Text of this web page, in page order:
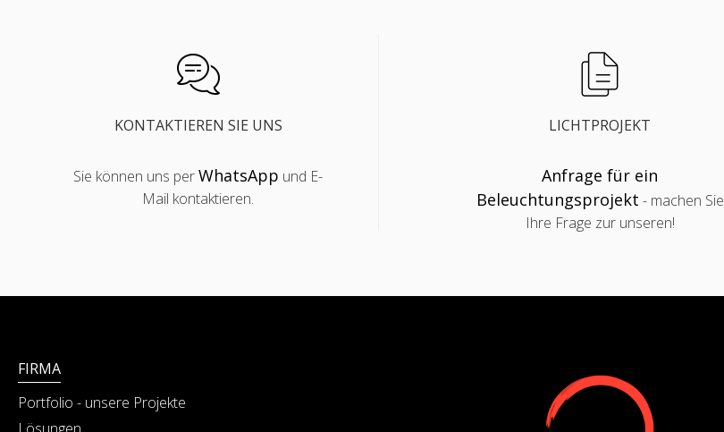
KONTAKTIEREN SIE UNS
Sie können uns perWhatsApp und E-
Mail kontaktieren.
LICHTPROJEKT
Anfrage für ein
Beleuchtungsprojekt - machen Sie
Ihre Frage zur unseren!
FIRMA
Portfolio - unsere Projekte